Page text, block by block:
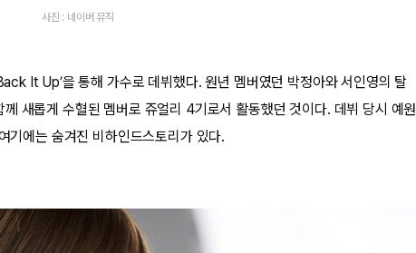
사진 : 네이버 뮤직
It Up’을 통해 가수로 데뷔했다. 원년 멤버였던 박정아와 서인영의 탈
새롭게 수혈된 멤버로 쥬얼리 4기로서 활동했던 것이다. 데뷔 당시 예원
기에는 숨겨진 비하인드스토리가 있다.